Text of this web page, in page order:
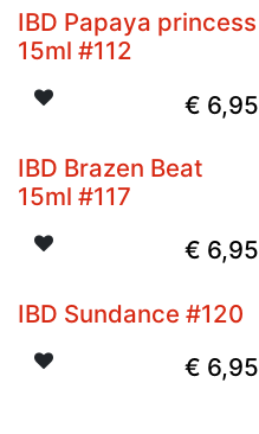
IBD Papaya princess
15ml #112
€ 6,95
IBD Brazen Beat
15ml #117
€ 6,95
IBD Sundance #120
€ 6,95